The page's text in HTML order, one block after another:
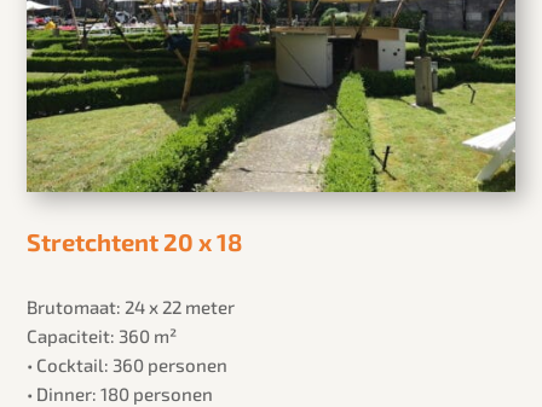
Stretchtent 20 x 18
Brutomaat: 24 x 22 meter
Capaciteit: 360 m²
• Cocktail: 360 personen
• Dinner: 180 personen